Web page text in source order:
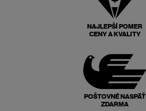
NAJLEPŠÍ POMER
CENY A KVALITY
POŠTOVNÉ NASPÄŤ
ZDARMA